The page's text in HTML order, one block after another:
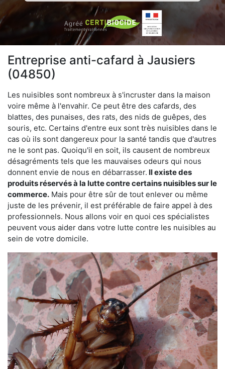
Entreprise anti-cafard à Jausiers
(04850)
Les nuisibles sont nombreux à s'incruster dans la maison
voire même à l'envahir. Ce peut être des cafards, des
blattes, des punaises, des rats, des nids de guêpes, des
souris, etc. Certains d'entre eux sont très nuisibles dans le
cas où ils sont dangereux pour la santé tandis que d'autres
ne le sont pas. Quoiqu'il en soit, ils causent de nombreux
désagréments tels que les mauvaises odeurs qui nous
donnent envie de nous en débarrasser. Il existe des
produits réservés à la lutte contre certains nuisibles sur le
commerce. Mais pour être sûr de tout enlever ou même
juste de les prévenir, il est préférable de faire appel à des
professionnels. Nous allons voir en quoi ces spécialistes
peuvent vous aider dans votre lutte contre les nuisibles au
sein de votre domicile.